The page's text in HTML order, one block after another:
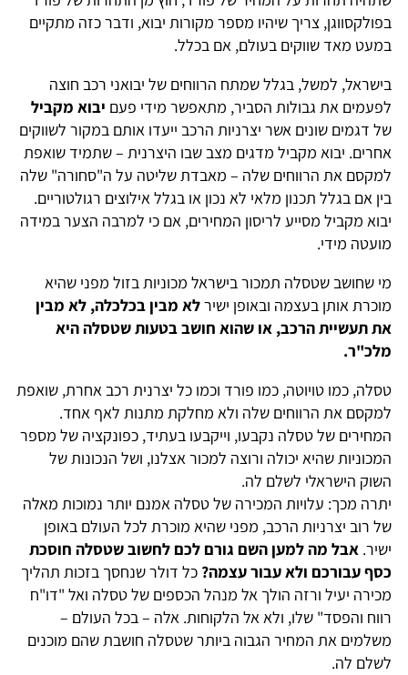
בפולקסווגן, צריך שיהיו מספר מקורות יבוא, ודבר כזה מתקיים
במעט מאד שווקים בעולם, אם בכלל.
בישראל, למשל, בגלל שמתח הרווחים של יבואני רכב חוצה
לפעמים את גבולות הסביר, מתאפשר מידי פעם יבוא מקביל
של דגמים שונים אשר יצרניות הרכב ייעדו אותם במקור לשווקים
אחרים. יבוא מקביל מדגים מצב שבו היצרנית – שתמיד שואפת
למקסם את הרווחים שלה – מאבדת שליטה על ה"סחורה" שלה
בין אם בגלל תכנון מלאי לא נכון או בגלל אילוצים רגולטוריים.
יבוא מקביל מסייע לריסון המחירים, אם כי למרבה הצער במידה
מועטה מידי.
מי שחושב שטסלה תמכור בישראל מכוניות בזול מפני שהיא
מוכרת אותן בעצמה ובאופן ישירלא מבין בכלכלה, לא מבין
את תעשיית הרכב, או שהוא חושב בטעות שטסלה היא
מלכ"ר.
טסלה, כמו טויוטה, כמו פורד וכמו כל יצרנית רכב אחרת, שואפת
למקסם את הרווחים שלה ולא מחלקת מתנות לאף אחד.
המחירים של טסלה נקבעו, וייקבעו בעתיד, כפונקציה של מספר
המכוניות שהיא יכולה ורוצה למכור אצלנו, ושל הנכונות של
השוק הישראלי לשלם לה.
יתרה מכך: עלויות המכירה של טסלה אמנם יותר נמוכות מאלה
של רוב יצרניות הרכב, מפני שהיא מוכרת לכל העולם באופן
ישיר. אבל מה למען השם גורם לכם לחשוב שטסלה חוסכת
כסף עבורכם ולא עבור עצמה? כל דולר שנחסך בזכות תהליך
מכירה יעיל ורזה הולך אל מנהל הכספים של טסלה ואל "דו"ח
רווח והפסד" שלו, ולא אל הלקוחות. אלה – בכל העולם –
משלמים את המחיר הגבוה ביותר שטסלה חושבת שהם מוכנים
לשלם לה.